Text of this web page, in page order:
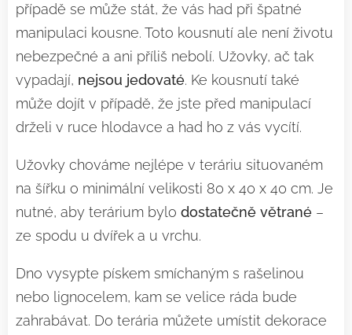
případě se může stát, že vás had při špatné
manipulaci kousne. Toto kousnutí ale není životu
nebezpečné a ani příliš nebolí. Užovky, ač tak
vypadají, nejsou jedovaté. Ke kousnutí také
může dojít v případě, že jste před manipulací
drželi v ruce hlodavce a had ho z vás vycítí.
Užovky chováme nejlépe v teráriu situovaném
na šířku o minimální velikosti 80 x 40 x 40 cm. Je
nutné, aby terárium bylo dostatečně větrané –
ze spodu u dvířek a u vrchu.
Dno vysypte pískem smíchaným s rašelinou
nebo lignocelem, kam se velice ráda bude
zahrabávat. Do terária můžete umístit dekorace